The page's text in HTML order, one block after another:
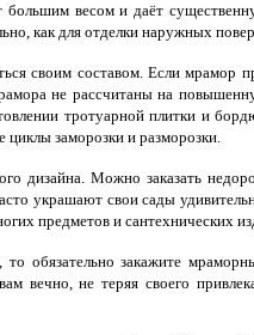
весом и даёт
как для отделки наружных
своим составом. Если мрамор
не рассчитаны на
тротуарной плитки и
заморозки и разморозки.
дизайна. Можно заказать
украшают свои сады
предметов и сантехнических
обязательно закажите
вечно, не теряя своего